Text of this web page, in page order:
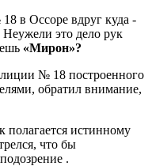
в Оссоре вдруг куда -
это дело рук
«Мирон»?
№ 18 построенного
обратил внимание,
полагается истинному
что бы
.